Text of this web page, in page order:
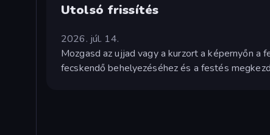
Utolsó frissítés
2026. júl. 14.
Mozgasd az ujjad vagy a kurzort a képernyőn a
fecskendő behelyezéséhez és a festés